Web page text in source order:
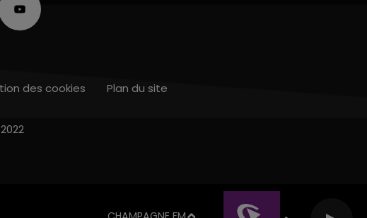
des cookies Plan du site
2022